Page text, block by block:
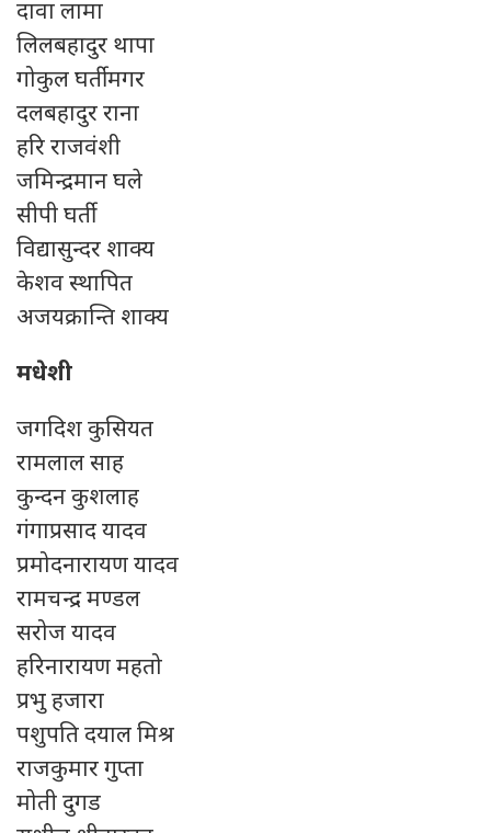
दावा लामा
लिलबहादुर थापा
गोकुल घर्तीमगर
दलबहादुर राना
हरि राजवंशी
जमिन्द्रमान घले
सीपी घर्ती
विद्यासुन्दर शाक्य
केशव स्थापित
अजयक्रान्ति शाक्य
मधेशी
जगदिश कुसियत
रामलाल साह
कुन्दन कुशलाह
गंगाप्रसाद यादव
प्रमोदनारायण यादव
रामचन्द्र मण्डल
सरोज यादव
हरिनारायण महतो
प्रभु हजारा
पशुपति दयाल मिश्र
राजकुमार गुप्ता
मोती दुगड